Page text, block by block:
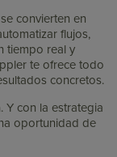
se convierten en
flujos,
tiempo real y
te ofrece todo
concretos.
. Y con la estrategia
oportunidad de